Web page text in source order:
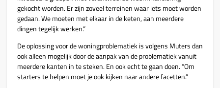
gekocht worden. Er zijn zoveel terreinen waar iets moet worden
gedaan. We moeten met elkaar in de keten, aan meerdere
dingen tegelijk werken.”
De oplossing voor de woningproblematiek is volgens Muters dan
ook alleen mogelijk door de aanpak van de problematiek vanuit
meerdere kanten in te steken. En ook echt te gaan doen. “Om
starters te helpen moet je ook kijken naar andere facetten.”